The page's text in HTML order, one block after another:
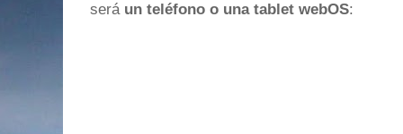
será un teléfono o una tablet webOS: